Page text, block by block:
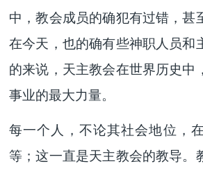
中，教会成员的确犯有过错，甚
在今天，也的确有些神职人员和
的来说，天主教会在世界历史中
事业的最大力量。
每一个人，不论其社会地位，
等；这一直是天主教会的教导。